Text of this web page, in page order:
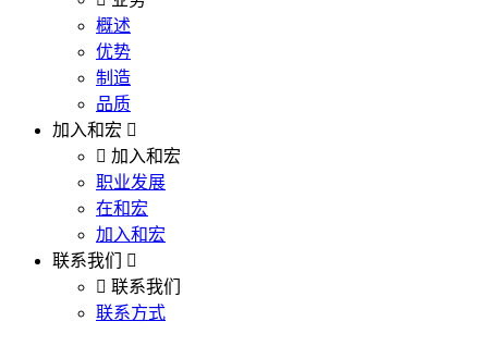
概述
优势
制造
品质
加入和宏
加入和宏
职业发展
在和宏
加入和宏
联系我们
联系我们
联系方式